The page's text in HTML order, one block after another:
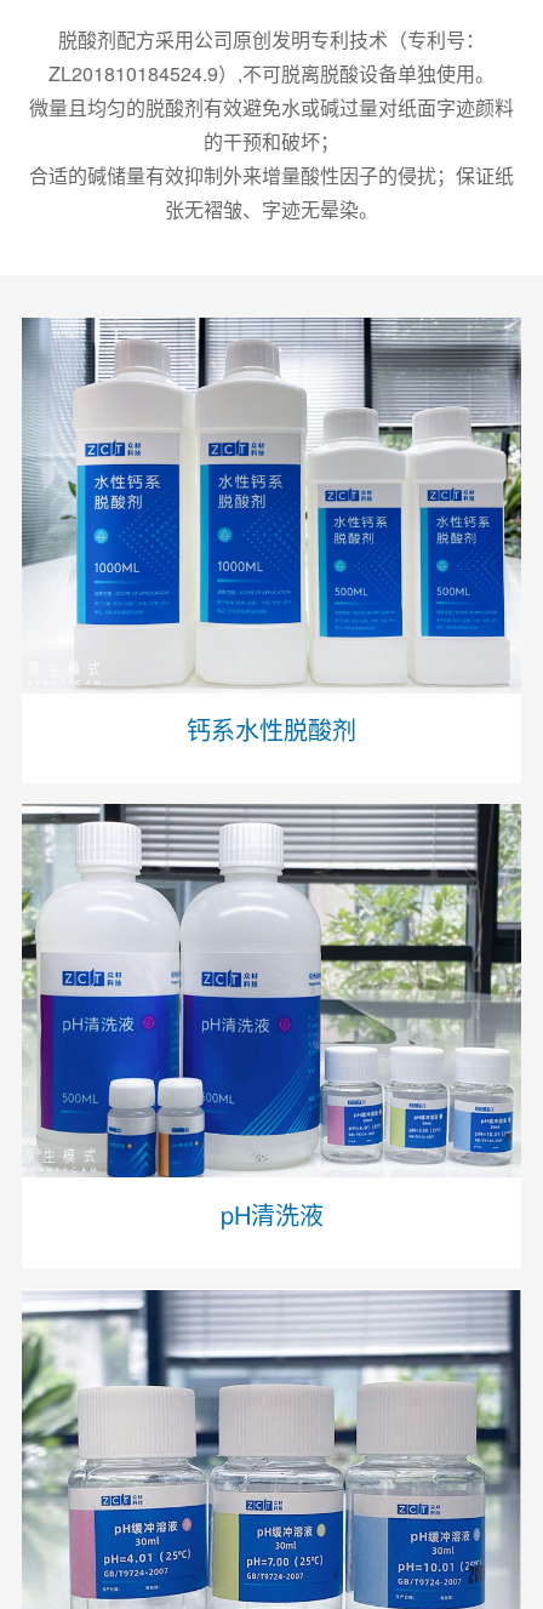
脱酸剂配方采用公司原创发明专利技术（专利号：
ZL201810184524.9）,不可脱离脱酸设备单独使用。
微量且均匀的脱酸剂有效避免水或碱过量对纸面字迹颜料
的干预和破坏；
合适的碱储量有效抑制外来增量酸性因子的侵扰；保证纸
张无褶皱、字迹无晕染。
钙系水性脱酸剂
pH清洗液